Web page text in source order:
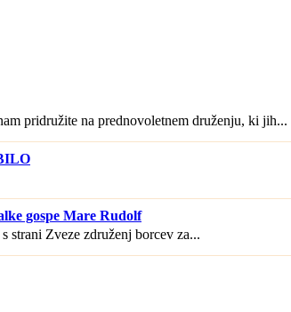
pridružite na prednovoletnem druženju, ki jih...
gospe Mare Rudolf
strani Zveze združenj borcev za...